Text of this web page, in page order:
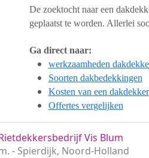
De zoektocht naar een
geplaatst te worden. Allerlei
Ga direct naar:
werkzaamheden
Soorten dakbedekkingen
Kosten van een dakdekker
Offertes vergelijken
Rietdekkersbedrijf Vis Blum
- Spierdijk, Noord-Holland